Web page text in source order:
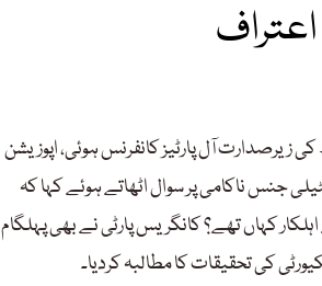
زیرصدارت آل پارٹیز کانفرنس ہوئی، اپوزیشن
جنس ناکامی پر سوال اٹھاتے ہوئے کہا کہ
کہاں تھے؟ کانگریس پارٹی نے بھی پہلگام
کی تحقیقات کا مطالبہ کردیا۔